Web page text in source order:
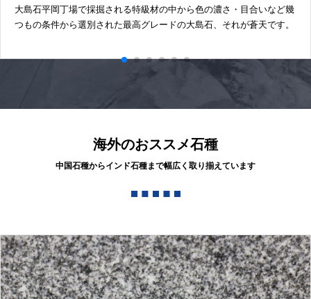
大島石平岡丁場で採掘される特級材の中から色の濃さ・目合いなど幾
つもの条件から選別された最高グレードの大島石、それが蒼天です。
海外のおススメ石種
中国石種からインド石種まで幅広く取り揃えています